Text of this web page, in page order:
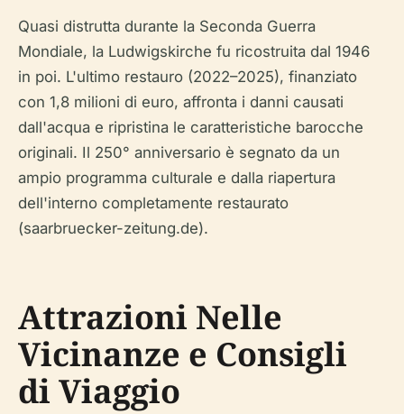
Quasi distrutta durante la Seconda Guerra
Mondiale, la Ludwigskirche fu ricostruita dal 1946
in poi. L'ultimo restauro (2022–2025), finanziato
con 1,8 milioni di euro, affronta i danni causati
dall'acqua e ripristina le caratteristiche barocche
originali. Il 250° anniversario è segnato da un
ampio programma culturale e dalla riapertura
dell'interno completamente restaurato
(saarbruecker-zeitung.de).
Attrazioni Nelle
Vicinanze e Consigli
di Viaggio